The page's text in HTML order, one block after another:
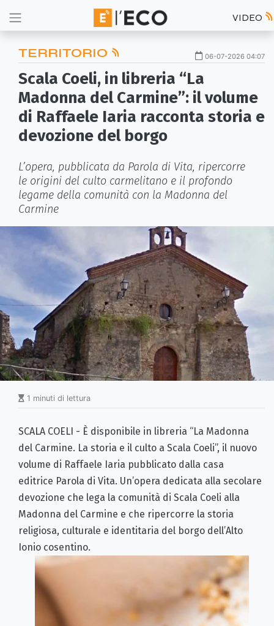
VIDEO
TERRITORIO 06-07-2026 04:07
Scala Coeli, in libreria “La
Madonna del Carmine”: il volume
di Raffaele Iaria racconta storia e
devozione del borgo
L’opera, pubblicata da Parola di Vita, ripercorre
le origini del culto carmelitano e il profondo
legame della comunità con la Madonna del
Carmine
1 minuti di lettura
SCALA COELI - È disponibile in libreria “La Madonna
del Carmine. La storia e il culto a Scala Coeli”, il nuovo
volume di Raffaele Iaria pubblicato dalla casa
editrice Parola di Vita. Un’opera dedicata alla secolare
devozione che lega la comunità di Scala Coeli alla
Madonna del Carmine e che ripercorre la storia
religiosa, culturale e identitaria del borgo dell’Alto
Ionio cosentino.